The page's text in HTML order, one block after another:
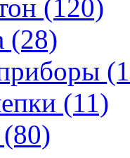
(120)
(28)
(11)
(80)